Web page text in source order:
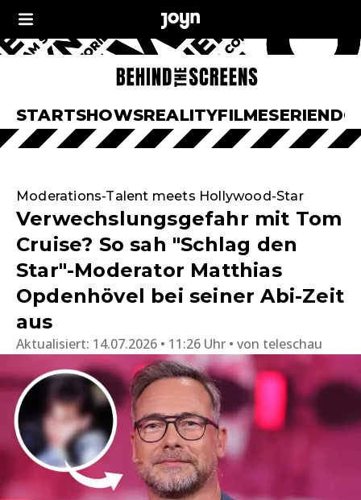
STARTSHOWSREALITYFILMESERIEN
Moderations-Talent meets Hollywood-Star
Verwechslungsgefahr mit Tom
Cruise? So sah "Schlag den
Star"-Moderator Matthias
Opdenhövel bei seiner Abi-Zeit
aus
Aktualisiert: 14.07.2026 • 11:26 Uhr von teleschau